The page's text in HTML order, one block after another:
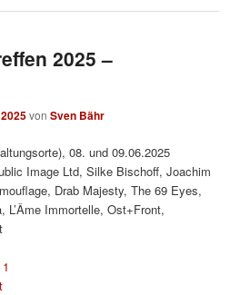
2025 –
vonSven Bähr
08. und 09.06.2025
Image Ltd, Silke Bischoff, Joachim
Drab Majesty, The 69 Eyes,
L’Âme Immortelle, Ost+Front,